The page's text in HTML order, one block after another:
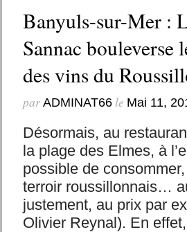
Banyuls-sur-Mer :
Sannac bouleverse
des vins du
par ADMINAT66le Mai 11,
Désormais, au
la plage des Elmes, à
possible de
terroir roussillonnais…
justement, au prix par
Olivier Reynal). En